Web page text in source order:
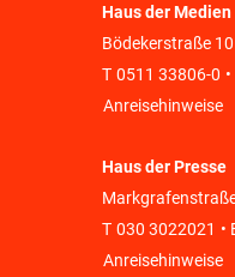
Haus der Medien
Bödekerstraße
T 0511 33806-0
Anreisehinweise
Haus der Presse
T 030 3022021 •
Anreisehinweise